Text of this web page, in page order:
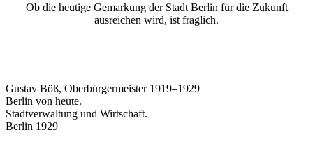
Ob die heutige Gemarkung der Stadt Berlin für die Zukunft
ausreichen wird, ist fraglich.
Gustav Böß, Oberbürgermeister 1919–1929
Berlin von heute.
Stadtverwaltung und Wirtschaft.
Berlin 1929